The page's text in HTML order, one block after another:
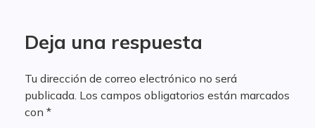
Deja una respuesta
Tu dirección de correo electrónico no será
publicada. Los campos obligatorios están marcados
con *